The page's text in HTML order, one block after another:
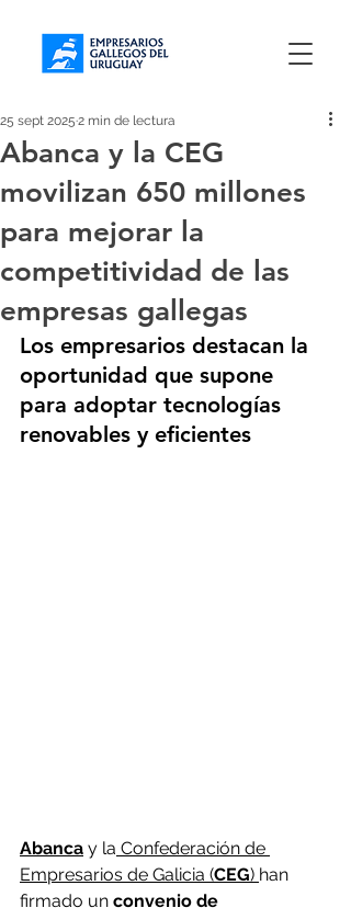
Abanca y la CEG
movilizan 650 millones
para mejorar la
competitividad de las
empresas gallegas
25 sept 2025 2 min de lectura
Los empresarios destacan la
oportunidad que supone
para adoptar tecnologías
renovables y eficientes
Abanca y la Confederación de
Empresarios de Galicia (CEG) han
firmado un convenio de